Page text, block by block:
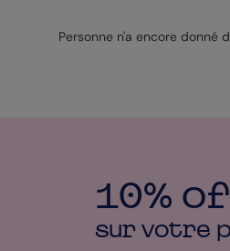
Personne n'a encore donné
10%
sur votre